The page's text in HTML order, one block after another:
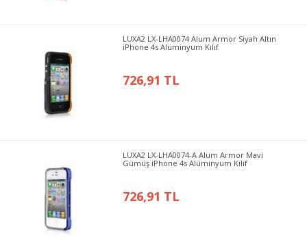
LUXA2 LX-LHA0074 Alum Armor Siyah Altın
iPhone 4s Alüminyum Kılıf
726,91 TL
LUXA2 LX-LHA0074-A Alum Armor Mavi
Gümüş iPhone 4s Alüminyum Kılıf
726,91 TL